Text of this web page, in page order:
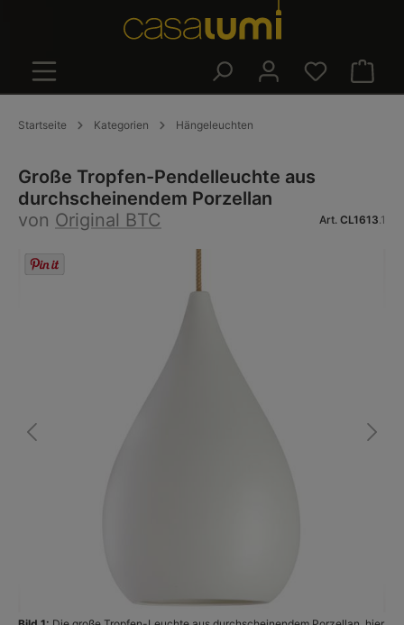
Startseite Kategorien Hängeleuchten
Große Tropfen-Pendelleuchte aus
durchscheinendem Porzellan
von Original BTC Art. CL1613.1
Bildergalerie überspringen